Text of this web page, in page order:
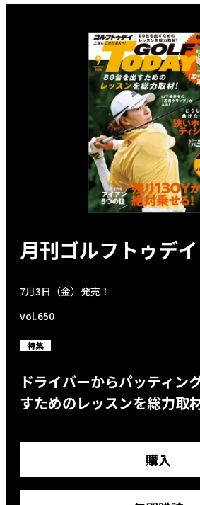
月刊ゴルフトゥデイ
7月3日（金）発売！
vol.650
特集
ドライバーからパッティン
すためのレッスンを総力取
購入